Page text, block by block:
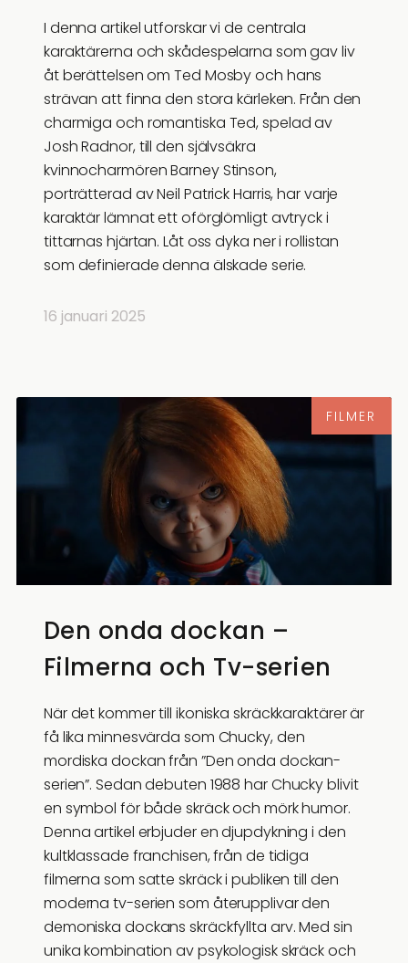
I denna artikel utforskar vi de centrala
karaktärerna och skådespelarna som gav liv
åt berättelsen om Ted Mosby och hans
strävan att finna den stora kärleken. Från den
charmiga och romantiska Ted, spelad av
Josh Radnor, till den självsäkra
kvinnocharmören Barney Stinson,
porträtterad av Neil Patrick Harris, har varje
karaktär lämnat ett oförglömligt avtryck i
tittarnas hjärtan. Låt oss dyka ner i rollistan
som definierade denna älskade serie.
16 januari 2025
FILMER
Den onda dockan –
Filmerna och Tv-serien
När det kommer till ikoniska skräckkaraktärer är
få lika minnesvärda som Chucky, den
mordiska dockan från ”Den onda dockan-
serien”. Sedan debuten 1988 har Chucky blivit
en symbol för både skräck och mörk humor.
Denna artikel erbjuder en djupdykning i den
kultklassade franchisen, från de tidiga
filmerna som satte skräck i publiken till den
moderna tv-serien som återupplivar den
demoniska dockans skräckfyllta arv. Med sin
unika kombination av psykologisk skräck och